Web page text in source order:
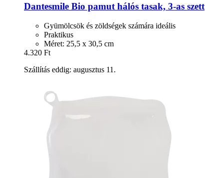
Dantesmile Bio pamut hálós tasak, 3-​as szett
Gyümölcsök és zöldségek számára ideális
Praktikus
Méret: 25,5 x 30,5 cm
4.320 Ft
Szállítás eddig: augusztus 11.